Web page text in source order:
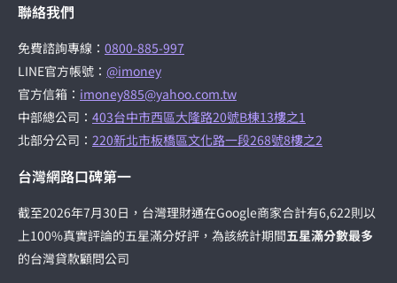
聯絡我們
免費諮詢專線： 0800-885-997
LINE官方帳號： @imoney
官方信箱： imoney885@yahoo.com.tw
中部總公司： 403台中市西區大隆路20號B棟13樓之1
北部分公司： 220新北市板橋區文化路一段268號8樓之2
台灣網路口碑第一
截至2026年7月30日，台灣理財通在Google商家合計有6,622則以
上100%真實評論的五星滿分好評，為該統計期間五星滿分數最多
的台灣貸款顧問公司